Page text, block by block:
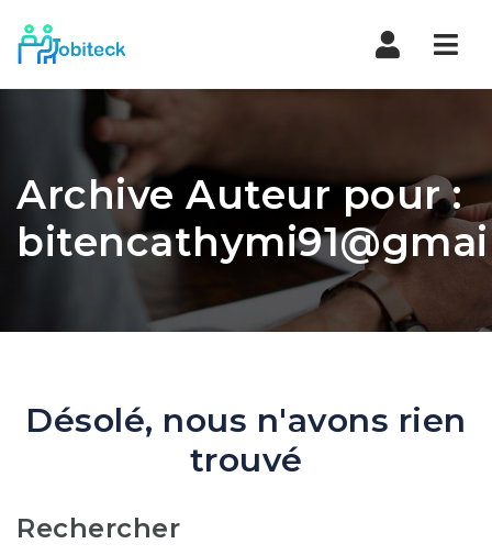
Archive Auteur pour :
Désolé, nous n'avons rien
trouvé
Rechercher